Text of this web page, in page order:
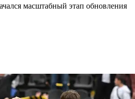
масштабный этап обновления